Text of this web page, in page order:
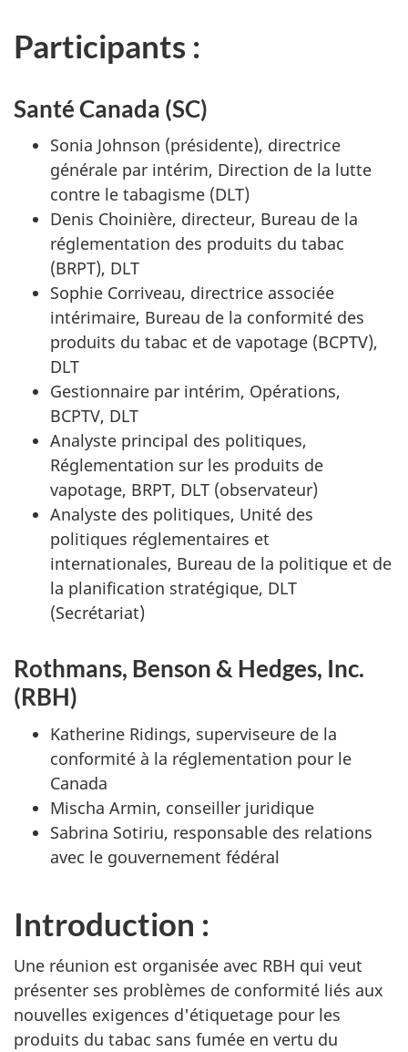
Participants :
Santé Canada (SC)
Sonia Johnson (présidente), directrice
générale par intérim, Direction de la lutte
contre le tabagisme (DLT)
Denis Choinière, directeur, Bureau de la
réglementation des produits du tabac
(BRPT), DLT
Sophie Corriveau, directrice associée
intérimaire, Bureau de la conformité des
produits du tabac et de vapotage (BCPTV),
DLT
Gestionnaire par intérim, Opérations,
BCPTV, DLT
Analyste principal des politiques,
Réglementation sur les produits de
vapotage, BRPT, DLT (observateur)
Analyste des politiques, Unité des
politiques réglementaires et
internationales, Bureau de la politique et de
la planification stratégique, DLT
(Secrétariat)
Rothmans, Benson & Hedges, Inc.
(RBH)
Katherine Ridings, superviseure de la
conformité à la réglementation pour le
Canada
Mischa Armin, conseiller juridique
Sabrina Sotiriu, responsable des relations
avec le gouvernement fédéral
Introduction :
Une réunion est organisée avec RBH qui veut
présenter ses problèmes de conformité liés aux
nouvelles exigences d'étiquetage pour les
produits du tabac sans fumée en vertu du